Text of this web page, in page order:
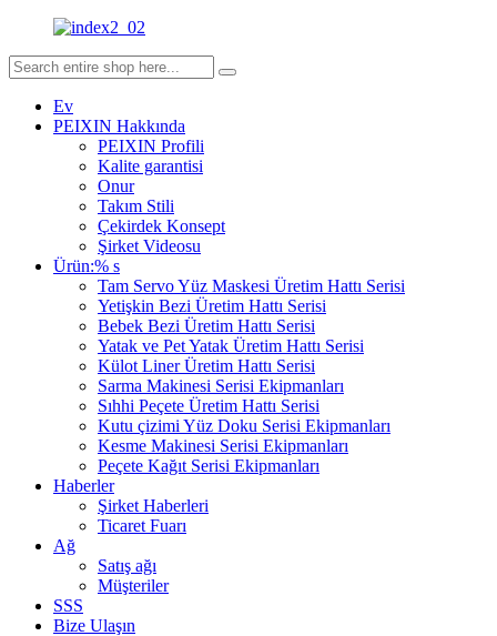
Ev
PEIXIN Hakkında
PEIXIN Profili
Kalite garantisi
Onur
Takım Stili
Çekirdek Konsept
Şirket Videosu
Ürün:% s
Tam Servo Yüz Maskesi Üretim Hattı Serisi
Yetişkin Bezi Üretim Hattı Serisi
Bebek Bezi Üretim Hattı Serisi
Yatak ve Pet Yatak Üretim Hattı Serisi
Külot Liner Üretim Hattı Serisi
Sarma Makinesi Serisi Ekipmanları
Sıhhi Peçete Üretim Hattı Serisi
Kutu çizimi Yüz Doku Serisi Ekipmanları
Kesme Makinesi Serisi Ekipmanları
Peçete Kağıt Serisi Ekipmanları
Haberler
Şirket Haberleri
Ticaret Fuarı
Ağ
Satış ağı
Müşteriler
SSS
Bize Ulaşın